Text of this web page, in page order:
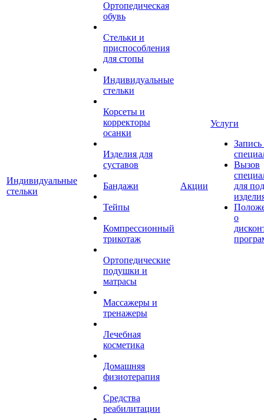
Индивидуальные
стельки
Ортопедическая
обувь
Стельки и
приспособления
для стопы
Индивидуальные
стельки
Корсеты и
корректоры
осанки
Изделия для
суставов
Бандажи
Тейпы
Компрессионный
трикотаж
Ортопедические
подушки и
матрасы
Массажеры и
тренажеры
Лечебная
косметика
Домашняя
физиотерапия
Средства
реабилитации
Акции
Услуги
Запись
Вызов
для
о